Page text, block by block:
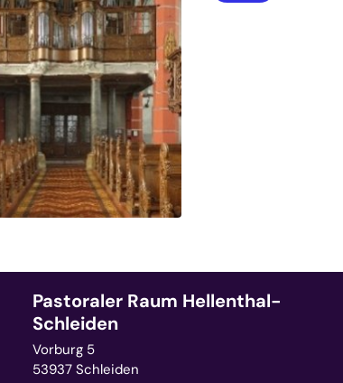
Pastoraler Raum Hellenthal-
Schleiden
Vorburg 5
53937 Schleiden